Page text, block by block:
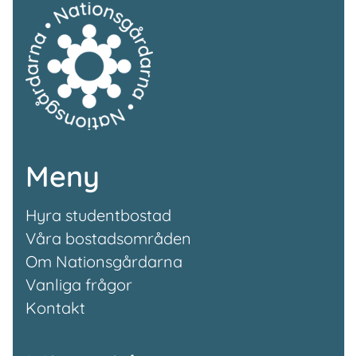
Meny
Hyra studentbostad
Våra bostadsområden
Om Nationsgårdarna
Vanliga frågor
Kontakt